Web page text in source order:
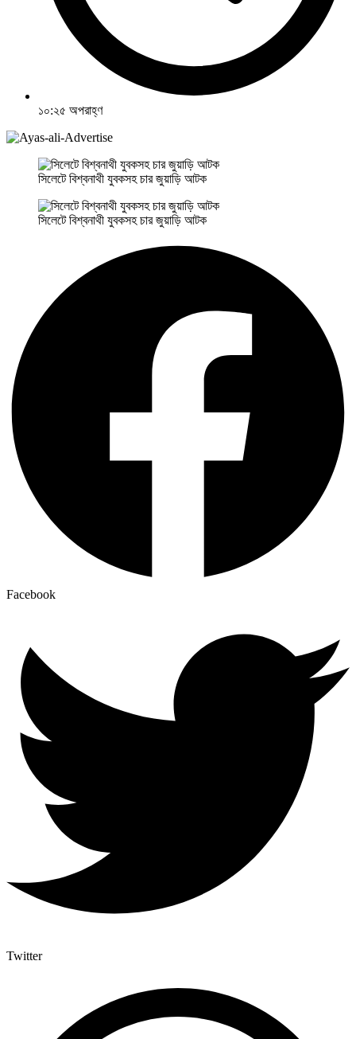
১০:২৫ অপরাহ্ণ
সিলেটে বিশ্বনাথী যুবকসহ চার জুয়াড়ি আটক
সিলেটে বিশ্বনাথী যুবকসহ চার জুয়াড়ি আটক
Facebook
Twitter